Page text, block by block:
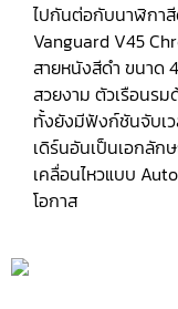
ไปกันต่อกับนาฬิกาสี
Vanguard V45
สายหนังสีดำ ขนาด
สวยงาม ตัวเรือนร
ทั้งยังมีฟังก์ชันจับเว
เดิร์นอันเป็นเอกลัก
เคลื่อนไหวแบบ
โอกาส